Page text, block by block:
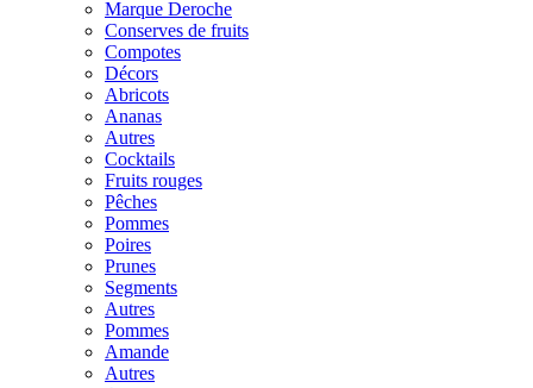
Marque Deroche
Conserves de fruits
Compotes
Décors
Abricots
Ananas
Autres
Cocktails
Fruits rouges
Pêches
Pommes
Poires
Prunes
Segments
Autres
Pommes
Amande
Autres